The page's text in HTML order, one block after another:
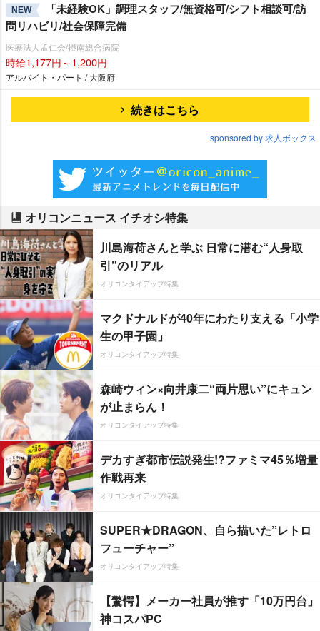
NEW
「未経験OK」調理スタッフ/無資格可/シフト相談可/訪
問リハビリ/社会保障完備
医療法人孟仁会/摂南総合病院
時給1,177円～1,200円
アルバイト・パート / 大阪府
続きはこちら
sponsored by 求人ボックス
オリコンニュース イチオシ特集
川島海荷さんと学ぶ 日常に潜む“人身取
引”のリアル
オリコンタイアップ特集
マクドナルドが40年にわたり支える「小学
生の甲子園」
オリコンタイアップ特集
森崎ウィン×向井康二“両片思い”にキュン
が止まらん！
オリコンタイアップ特集
デカすぎ都市伝説発生!?ファミマ45％増量
作戦再来
オリコンタイアップ特集
SUPER★DRAGON、自ら描いた”レトロ
フューチャー”
オリコンタイアップ特集
【驚愕】メーカー社員が推す「10万円台」
神コスパPC